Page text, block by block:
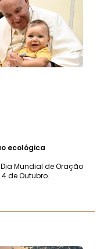
ecológica
Mundial de Oração
de Outubro.